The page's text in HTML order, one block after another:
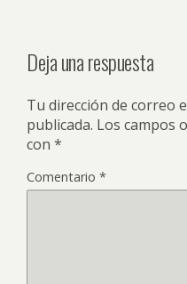
Deja una respuesta
Tu dirección de correo
publicada. Los campos
con *
Comentario *